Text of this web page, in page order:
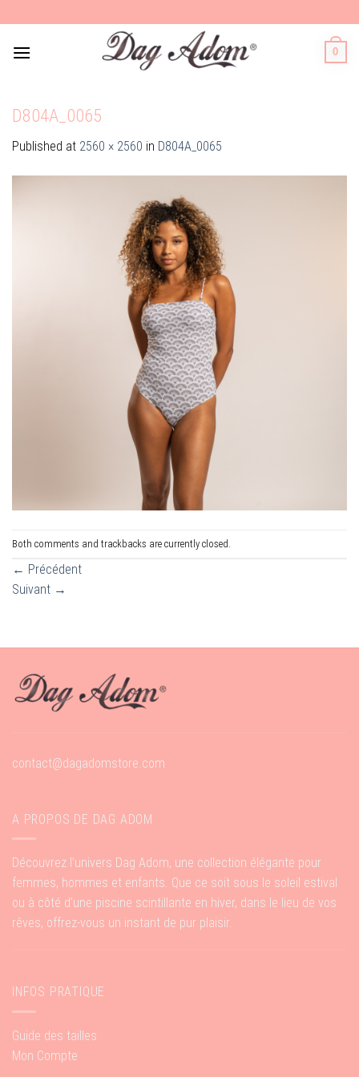
to
content
0
D804A_0065
Published at 2560 × 2560 in D804A_0065
Both comments and trackbacks are currently closed.
← Précédent
Suivant →
contact@dagadomstore.com
A PROPOS DE DAG ADOM
Découvrez l’univers Dag Adom, une collection élégante pour
femmes, hommes et enfants. Que ce soit sous le soleil estival
ou à côté d’une piscine scintillante en hiver, dans le lieu de vos
rêves, offrez-vous un instant de pur plaisir.
INFOS PRATIQUE
Guide des tailles
Mon Compte